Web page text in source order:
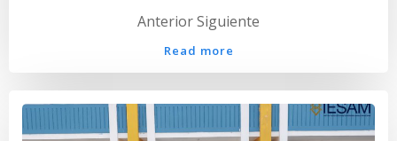
Anterior Siguiente
Read more